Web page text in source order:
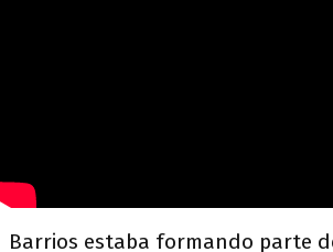
Barrios estaba formando parte